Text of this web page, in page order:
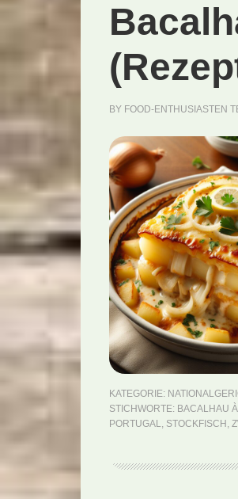
BY FOOD-ENTHUSIASTEN
KATEGORIE:
STICHWORTE: BACALHAU
PORTUGAL, STOCKFISCH ,